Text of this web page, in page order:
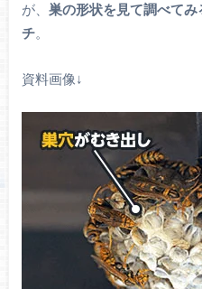
が、 巣の形状を見て調べて
チ。
資料画像↓